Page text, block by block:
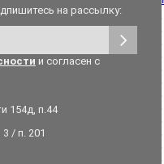
на рассылку:
и согласен с
154д, п.44
/ п. 201